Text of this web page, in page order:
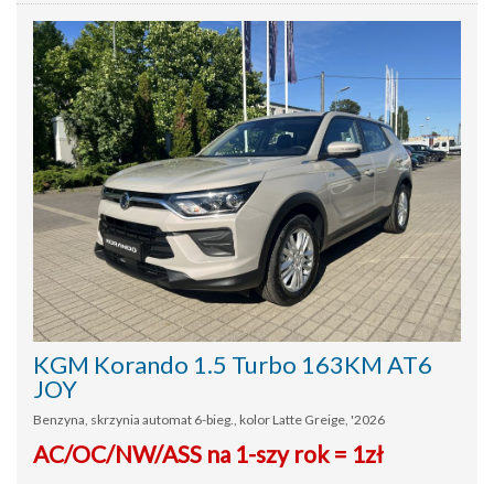
KGM Korando 1.5 Turbo 163KM AT6
JOY
Benzyna, skrzynia automat 6-bieg., kolor Latte Greige, '2026
AC/OC/NW/ASS na 1-szy rok = 1zł